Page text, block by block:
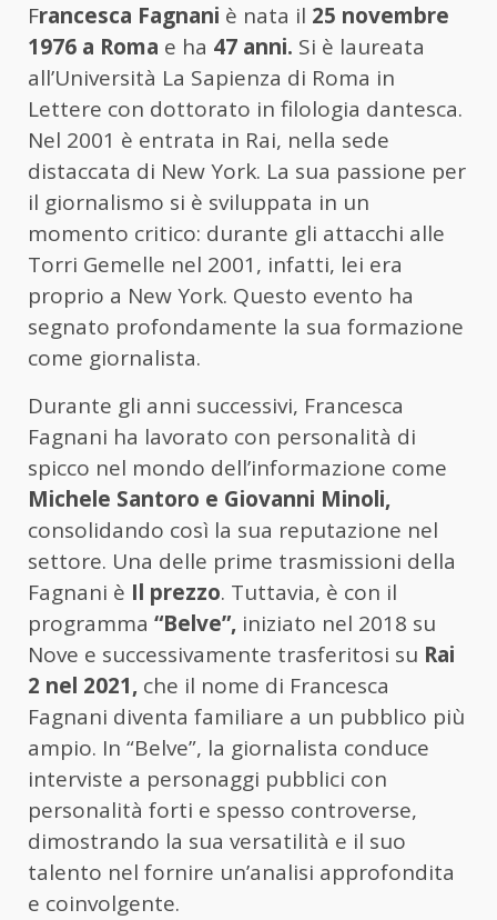
Francesca Fagnani è nata il 25 novembre
1976 a Roma e ha 47 anni. Si è laureata
all’Università La Sapienza di Roma in
Lettere con dottorato in filologia dantesca.
Nel 2001 è entrata in Rai, nella sede
distaccata di New York. La sua passione per
il giornalismo si è sviluppata in un
momento critico: durante gli attacchi alle
Torri Gemelle nel 2001, infatti, lei era
proprio a New York. Questo evento ha
segnato profondamente la sua formazione
come giornalista.
Durante gli anni successivi, Francesca
Fagnani ha lavorato con personalità di
spicco nel mondo dell’informazione come
Michele Santoro e Giovanni Minoli,
consolidando così la sua reputazione nel
settore. Una delle prime trasmissioni della
Fagnani è Il prezzo. Tuttavia, è con il
programma “Belve”, iniziato nel 2018 su
Nove e successivamente trasferitosi su Rai
2 nel 2021, che il nome di Francesca
Fagnani diventa familiare a un pubblico più
ampio. In “Belve”, la giornalista conduce
interviste a personaggi pubblici con
personalità forti e spesso controverse,
dimostrando la sua versatilità e il suo
talento nel fornire un’analisi approfondita
e coinvolgente.